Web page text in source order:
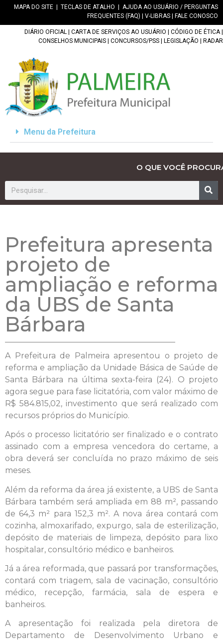
MAPA DO SITE TECLAS DE ATALHO
AJUDA AO USUÁRIO / PERGUNTAS
FREQUENTES (FAQ)
V-LIBRAS FALE CONOSCO
DIÁRIO OFICIAL CARTA DE SERVIÇOS AO USUÁRIO CÓDIGO DE ÉTICA|
CONSELHOS MUNICIPAIS
CONCURSOS/PSS LEGISLAÇÃO RADAR
Menu da Prefeitura
O QUE VOCÊ
Prefeitura apresenta
projeto de
ampliação e reforma
da UBS de Santa
Bárbara
A Prefeitura de Palmeira apresentou o projeto de
reforma e ampliação da Unidade Básica de Saúde de
Santa Bárbara na última sexta-feira (24). O projeto
agora segue para fase licitatória, com valor máximo de
R$ 584.815,02, investimento que será realizado com
recursos próprios do Município.
Após o processo licitatório ser finalizado e o contrato
assinado com a empresa vencedora do certame, a
obra deverá ser concluída no prazo máximo de seis
meses.
Além da reforma da área já existente, a UBS de Santa
Bárbara também será ampliada em 88 m², passando
de 64,3 m² para 152,3 m². A nova área contará com
cozinha, almoxarifado, expurgo, sala de esterilização,
depósito de materiais de limpeza, depósito para lixo
hospitalar, consultório médico e banheiros.
Já a área reformada, que passará por transformações,
contará com triagem, sala de vacinação, consultório
médico, recepção, farmácia, sala de espera e
banheiros.
A apresentação foi realizada pela diretora de
Departamento de Desenvolvimento Urbano e